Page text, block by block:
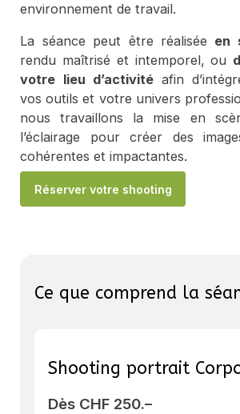
environnement de travail.
La séance peut être réalisée en
rendu maîtrisé et intemporel, ou
votre lieu d’activitéafin
vos outils et votre univers
nous travaillons la mise en
l’éclairage pour créer des
cohérentes et impactantes.
Réserver votre shooting
Ce que comprend la
Shooting portrait
Dès CHF 250.–